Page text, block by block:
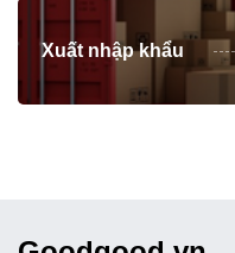
Xuất nhập khẩu